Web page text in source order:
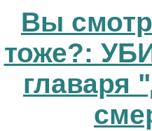
Вы
тоже?:
главаря